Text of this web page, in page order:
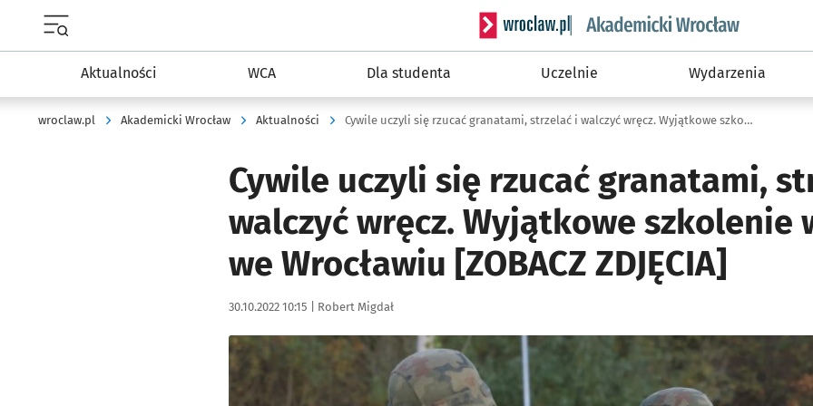
Menu główne portalu wroclaw.pl
Serwis informacyjny wroclaw.pl podserwis:
Aktualności WCA Dla studenta Uczelnie Wydarzenia
wroclaw.pl Akademicki Wrocław Aktualności Cywile uczyli się rzucać granatami, strzelać i walczyć wręcz. Wyjątkowe szkolenie wojskowe we Wrocławiu [ZOBACZ ZDJĘCIA]
Cywile uczyli się rzucać granatami,
walczyć wręcz. Wyjątkowe szkolenie
we Wrocławiu [ZOBACZ ZDJĘCIA]
Data publikacji:
30.10.2022 10:15 | Autor:
Robert Migdał
Kliknij, aby zobaczyć galerię